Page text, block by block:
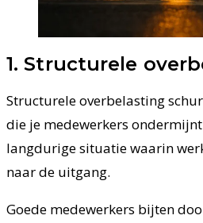
1. Structurele
Structurele overbelasting
die je medewerkers
langdurige situatie waarin
naar de uitgang.
Goede medewerkers bijten